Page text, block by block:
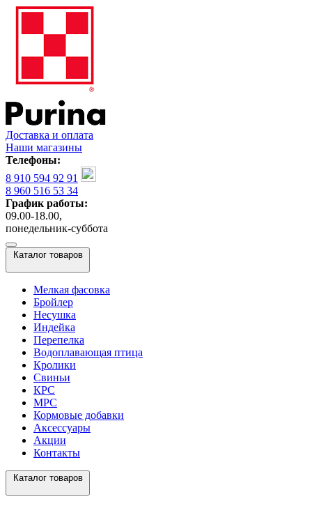
Доставка и оплата
Наши магазины
Телефоны:
8 910 594 92 91
8 960 516 53 34
График работы:
09.00-18.00,
понедельник-суббота
Каталог товаров
Мелкая фасовка
Бройлер
Несушка
Индейка
Перепелка
Водоплавающая птица
Кролики
Свиньи
КРС
МРС
Кормовые добавки
Аксессуары
Акции
Контакты
Каталог товаров